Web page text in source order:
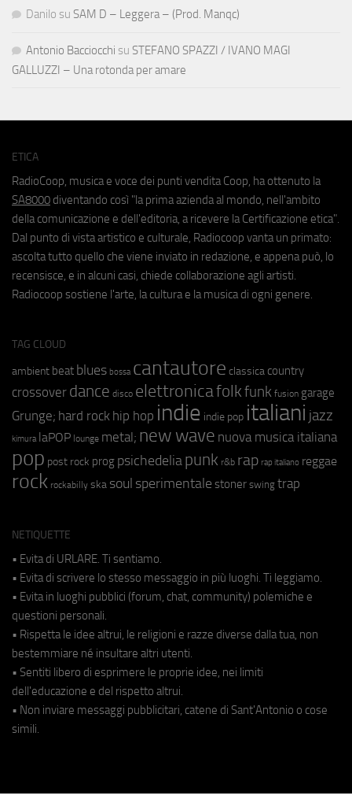
Danilo su SAM D – Leggera – (Prod. Manqc)
Antonio Bacciocchi su STEFANO SPAZZI / IVANO MAGI
GALLUZZI – Una rotonda per amare
ETICA
RadioCoop, musica e voce dei punti vendita Coop, ha ottenuto la
SA8000 diventando così "la prima azienda al mondo, nell'ambito
della comunicazione e dell'editoria, a ricevere la Certificazione etica".
Dal punto di vista artistico e culturale, Radiocoop vanta un primato:
ascolta tutto quello che viene inviato in redazione, e appena può, lo
recensisce, e in alcuni casi, chiede collaborazione agli artisti.
Radiocoop sostiene l'arte, la cultura e la musica di ogni genere.
TAG CLOUD
ambient beat blues bossa cantautore classica country
crossover dance disco elettronicafolkfunk fusion garage
Grunge; hard rock hip hop indie indie pop italiani jazz
kimura laPOP lounge metal; new wave nuova musica italiana
pop post rock prog psichedeliapunk r&b rap rap italiano reggae
rock rockabilly ska soul sperimentale stoner swing trap
NETIQUETTE
• Evita di URLARE. Ti sentiamo.
• Evita di scrivere lo stesso messaggio in più luoghi. Ti leggiamo.
• Evita in luoghi pubblici (forum, chat, community) polemiche e
questioni personali.
• Rispetta le idee altrui, le religioni e razze diverse dalla tua, non
bestemmiare né insultare altri utenti.
• Sentiti libero di esprimere le proprie idee, nei limiti
dell'educazione e del rispetto altrui.
• Non inviare messaggi pubblicitari, catene di Sant'Antonio o cose
simili.